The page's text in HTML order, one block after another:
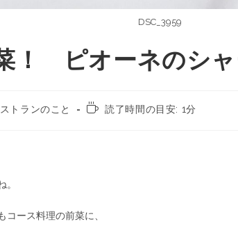
DSC_3959
！ ピオーネのシャ
トランのこと 読了時間の目安: 1分
コース料理の前菜に、